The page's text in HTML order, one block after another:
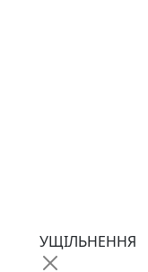
НАСОСИ-
ГІДРОФІКАЦІЯ
КОНТРОЛЬНО-
ЛЕБІДКИ
ВТУЛКИ
УЩІЛЬНЕННЯ